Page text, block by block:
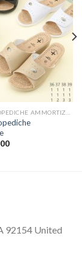
92154 United